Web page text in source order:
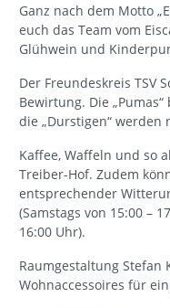
Ganz nach dem Motto
euch das Team vom
Glühwein und
Der Freundeskreis TSV
Bewirtung. Die
die „Durstigen“ werden
Kaffee, Waffeln und so
Treiber-Hof. Zudem
entsprechender
(Samstags von 15:00 –
16:00 Uhr).
Raumgestaltung
Wohnaccessoires für